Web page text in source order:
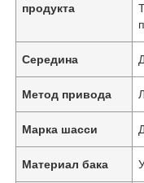
Главная страница
Продукция
О Компании
Наша фабрика
продукта
Середина
Метод привода
Марка шасси
Материал бака